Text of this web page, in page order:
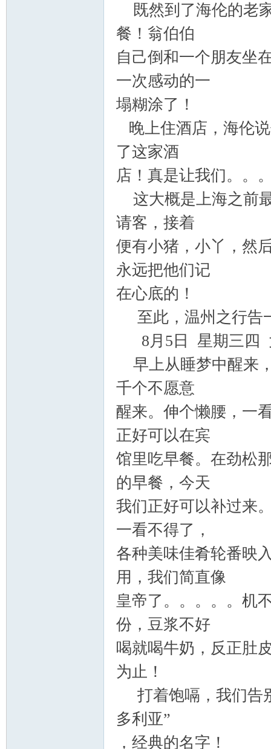
既然到了海伦的老
餐！翁伯伯
自己倒和一个朋友坐
一次感动的一
塌糊涂了！
晚上住酒店，海伦
了这家酒
店！真是让我们。。
这大概是上海之前
请客，接着
便有小猪，小丫，然
永远把他们记
在心底的！
至此，温州之行告
8月 5日 星期三四
早上从睡梦中醒来
千个不愿意
醒来。伸个懒腰，一
正好可以在宾
馆里吃早餐。在劲松
的早餐，今天
我们正好可以补过来
一看不得了，
各种美味佳肴轮番映
用，我们简直像
皇帝了。。。。。机
份，豆浆不好
喝就喝牛奶，反正肚
为止！
打着饱嗝，我们告
多利亚”
，经典的名字！